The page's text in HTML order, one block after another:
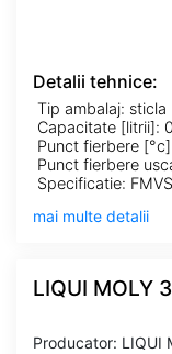
Detalii tehnice:
Tip ambalaj: sticla
Capacitate [litrii]:
Punct fierbere
Punct fierbere
mai multe detalii
LIQUI MOLY
Producator: LIQUI